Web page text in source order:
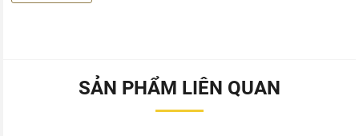
SẢN PHẨM LIÊN QUAN